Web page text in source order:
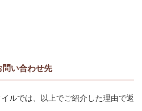
問い合わせ先
ルでは、以上でご紹介した理由で返